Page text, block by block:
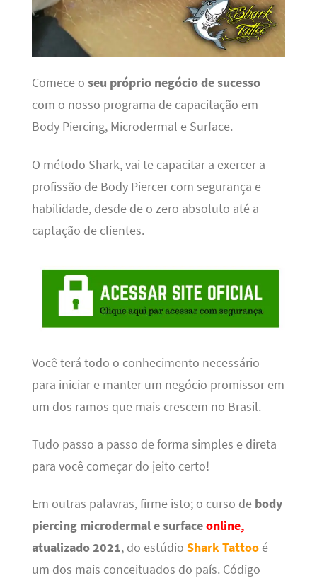
Comece o seu próprio negócio de sucesso
com o nosso programa de capacitação em
Body Piercing, Microdermal e Surface.
O método Shark, vai te capacitar a exercer a
profissão de Body Piercer com segurança e
habilidade, desde de o zero absoluto até a
captação de clientes.
Você terá todo o conhecimento necessário
para iniciar e manter um negócio promissor em
um dos ramos que mais crescem no Brasil.
Tudo passo a passo de forma simples e direta
para você começar do jeito certo!
Em outras palavras, firme isto; o curso de body
piercing microdermal e surfaceonline,
atualizado 2021, do estúdio Shark Tattooé
um dos mais conceituados do país. Código